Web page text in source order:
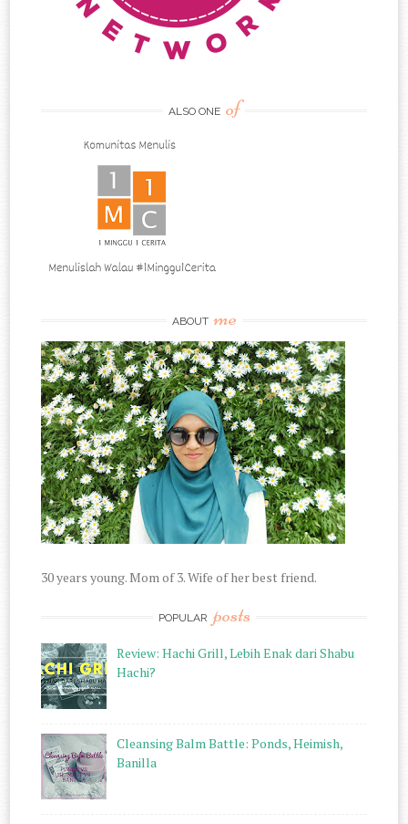
ALSO ONE of
ABOUT me
30 years young. Mom of 3. Wife of her best friend.
POPULAR posts
Review: Hachi Grill, Lebih Enak dari Shabu
Hachi?
Cleansing Balm Battle: Ponds, Heimish,
Banilla